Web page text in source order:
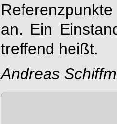
an. Ein
treffend heißt.
Andreas